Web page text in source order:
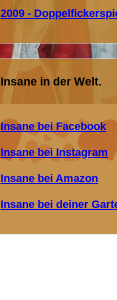
2009 -
Insane in der Welt.
Insane bei Facebook
Insane bei Instagram
Insane bei Amazon
Insane bei deiner